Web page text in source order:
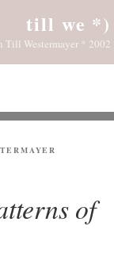
till we *)
Till Westermayer * 2002
of